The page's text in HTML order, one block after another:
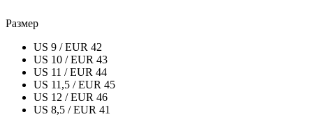
Размер
US 9 / EUR 42
US 10 / EUR 43
US 11 / EUR 44
US 11,5 / EUR 45
US 12 / EUR 46
US 8,5 / EUR 41